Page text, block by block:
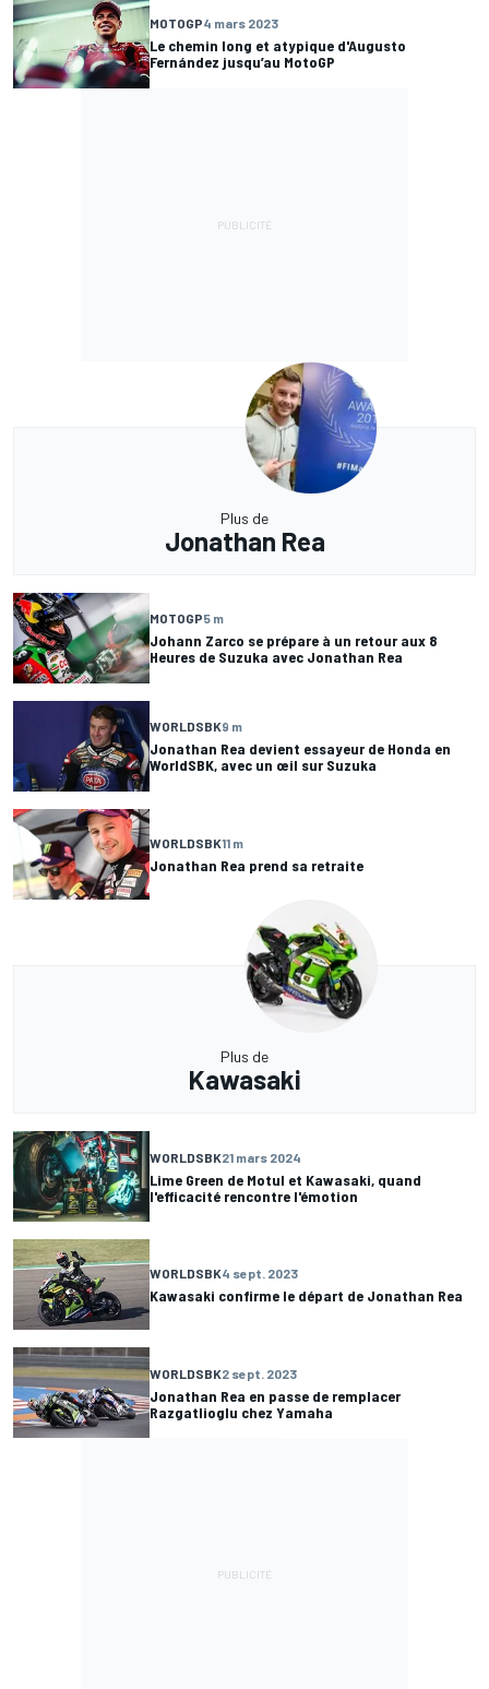
MOTOGP4 mars 2023
Le chemin long et atypique d'Augusto
Fernández jusqu’au MotoGP
Plus de
Jonathan Rea
MOTOGP5 m
Johann Zarco se prépare à un retour aux 8
Heures de Suzuka avec Jonathan Rea
WORLDSBK9 m
Jonathan Rea devient essayeur de Honda en
WorldSBK, avec un œil sur Suzuka
WORLDSBK11 m
Jonathan Rea prend sa retraite
Plus de
Kawasaki
WORLDSBK21 mars 2024
Lime Green de Motul et Kawasaki, quand
l'efficacité rencontre l'émotion
WORLDSBK4 sept. 2023
Kawasaki confirme le départ de Jonathan Rea
WORLDSBK2 sept. 2023
Jonathan Rea en passe de remplacer
Razgatlioglu chez Yamaha